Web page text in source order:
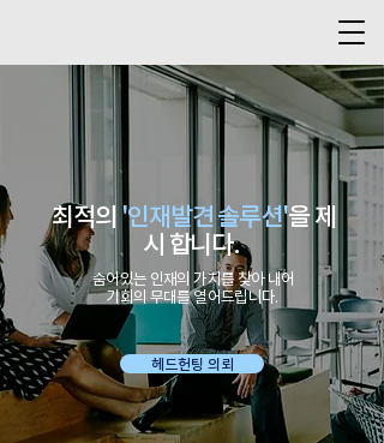
최적의 '인재발견 솔루션'을 제
시 합니다.
숨어있는 인재의 가치를 찾아 내어
기회의 무대를 열어드립니다.
헤드헌팅 의뢰